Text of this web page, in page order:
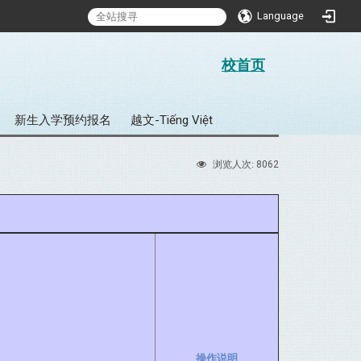
Language
校首页
新生入学预约报名 越文-Tiếng Việt
浏览人次: 8062
操作说明